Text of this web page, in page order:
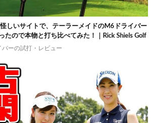
怪しいサイトで、テーラーメイドのM6ドライバー
たので本物と打ち比べてみた！｜Rick Shiels Golf
バーの試打・レビュー